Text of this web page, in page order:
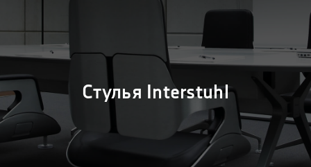
Стулья Interstuhl